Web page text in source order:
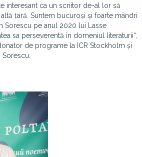
interesant ca un scriitor de-al lor să
țară. Suntem bucuroși și foarte mândri
Sorescu pe anul 2020 lui Lasse
sa perseverentă în domeniul literaturii“,
de programe la ICR Stockholm și